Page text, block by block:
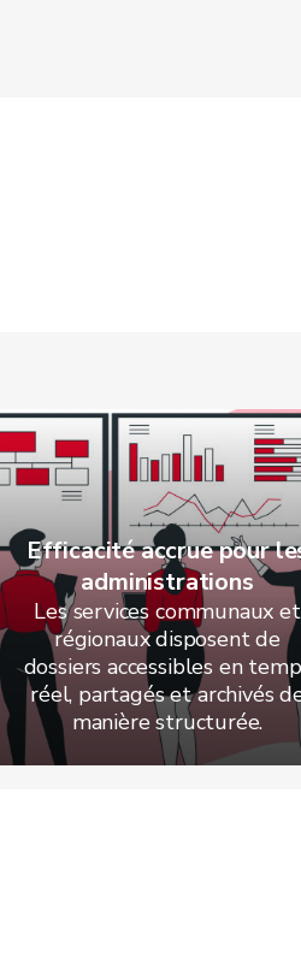
Efficacité accrue pour
administrations
Les services communaux et
régionaux disposent de
dossiers accessibles en
réel, partagés et archivés
manière structurée.